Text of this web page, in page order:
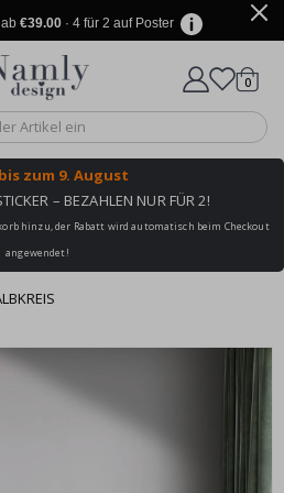
€39.00· 4 für 2 auf Poster
von 1031 Bewertungen
Wagen
0
zum 9. August
– BEZAHLEN NUR FÜR 2!
hinzu, der Rabatt wird automatisch beim Checkout
angewendet!
✔